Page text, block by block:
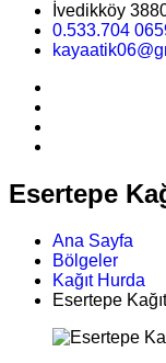
İvedikköy
0.533.704
Esertepe
Ana Sayfa
Bölgeler
Kağıt Hurda
Esertepe